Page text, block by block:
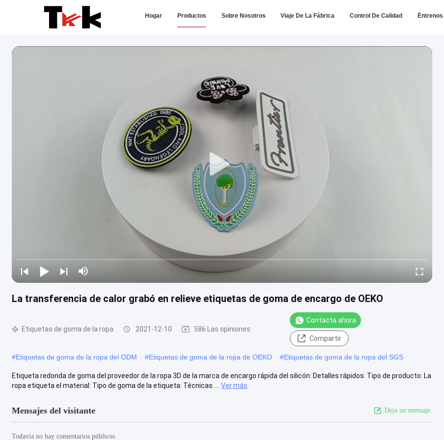
Hogar Productos Sobre Nosotros Viaje De La Fábrica Control De Calidad
La transferencia de calor grabó en relieve etiquetas de goma de encargo de OEKO
Etiquetas de goma de la ropa 2021-12-10 586 Las opiniones
Contacta ahora
Compartir
#Etiquetas de goma de la ropa del ODM #Etiquetas de goma de la ropa de OEKO #Etiquetas de goma de la ropa del SGS
Etiqueta redonda de goma del proveedor de la ropa 3D de la marca de encargo rápida del silicón: Detalles rápidos: Tipo de producto: La
ropa etiqueta el material: Tipo de goma de la etiqueta: Técnicas ...
Ver más
Mensajes del visitante Deja un mensaje.
Todavía no hay comentarios públicos